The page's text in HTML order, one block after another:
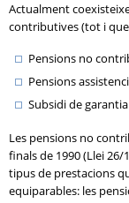
Actualment
contributives (tot i
Pensions no
Pensions
Subsidi de
Les pensions no
finals de 1990 (Llei
tipus de prestacions
equiparables: les